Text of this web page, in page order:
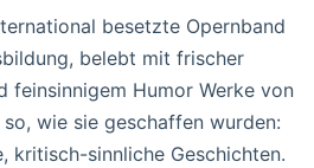
besetzte Opernband
belebt mit frischer
feinsinnigem Humor Werke von
wie sie geschaffen wurden:
kritisch-sinnliche Geschichten.